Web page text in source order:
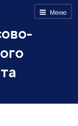
Меню